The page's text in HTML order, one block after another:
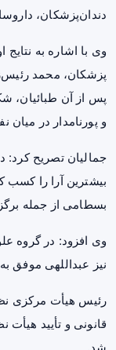
دندان‌پزشکان،
وی با اشاره به نتایج
پزشکان، محمد
پس از آن
و پورنامدار در میان
جمالیان تصریح کرد:
بیشترین آرا را کسب
بسطامی از جمله
وی افزود: در گروه
نیز عبداللهی موفق
رئیس هیأت مرکزی
قانونی و تأیید
شد.